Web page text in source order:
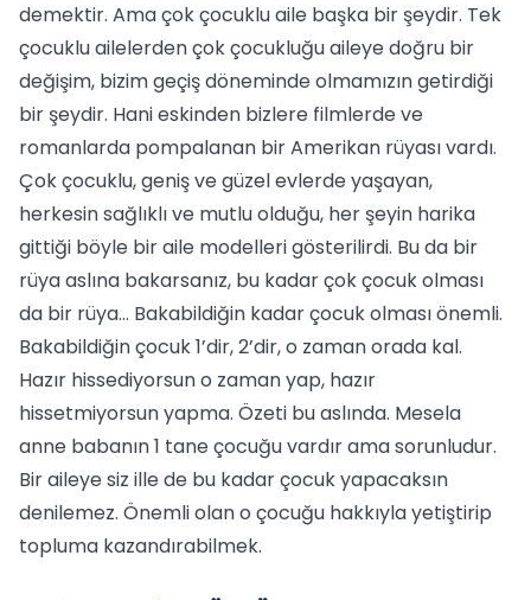
demektir. Ama çok çocuklu aile başka bir şeydir. Tek
çocuklu ailelerden çok çocukluğu aileye doğru bir
değişim, bizim geçiş döneminde olmamızın getirdiği
bir şeydir. Hani eskinden bizlere filmlerde ve
romanlarda pompalanan bir Amerikan rüyası vardı.
Çok çocuklu, geniş ve güzel evlerde yaşayan,
herkesin sağlıklı ve mutlu olduğu, her şeyin harika
gittiği böyle bir aile modelleri gösterilirdi. Bu da bir
rüya aslına bakarsanız, bu kadar çok çocuk olması
da bir rüya… Bakabildiğin kadar çocuk olması önemli.
Bakabildiğin çocuk 1’dir, 2’dir, o zaman orada kal.
Hazır hissediyorsun o zaman yap, hazır
hissetmiyorsun yapma. Özeti bu aslında. Mesela
anne babanın 1 tane çocuğu vardır ama sorunludur.
Bir aileye siz ille de bu kadar çocuk yapacaksın
denilemez. Önemli olan o çocuğu hakkıyla yetiştirip
topluma kazandırabilmek.